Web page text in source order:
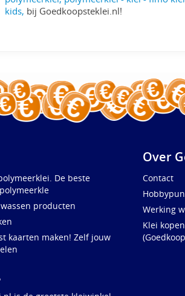
kids, bij Goedkoopsteklei.nl!
De beste
producten
kaarten maken! Zelf jouw
Over
Contact
Werking
Klei